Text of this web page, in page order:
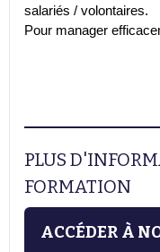
salariés / volontaires.
Pour manager
PLUS
FORMATION
ACCÉDER À